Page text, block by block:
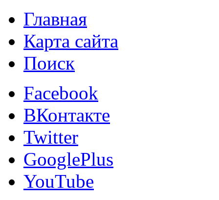
Главная
Карта сайта
Поиск
Facebook
ВКонтакте
Twitter
GooglePlus
YouTube